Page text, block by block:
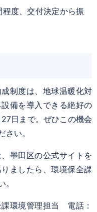
度、交付決定から振
制度は、地球温暖化対
備を導入できる絶好の
日まで。ぜひこの機会
い。
墨田区の公式サイトを
ましたら、環境保全課
環境管理担当 電話：